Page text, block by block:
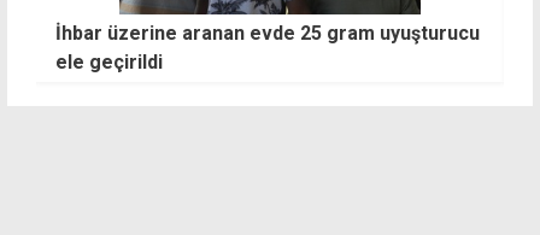
İhbar üzerine aranan evde 25 gram uyuşturucu
ele geçirildi